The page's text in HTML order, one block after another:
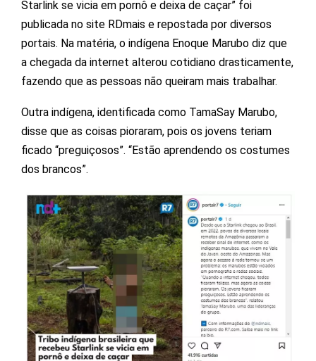
Starlink se vicia em pornô e deixa de caçar” foi
publicada no site RDmais e repostada por diversos
portais. Na matéria, o indígena Enoque Marubo diz que
a chegada da internet alterou cotidiano drasticamente,
fazendo que as pessoas não queiram mais trabalhar.
Outra indígena, identificada como TamaSay Marubo,
disse que as coisas pioraram, pois os jovens teriam
ficado “preguiçosos”. “Estão aprendendo os costumes
dos brancos”.